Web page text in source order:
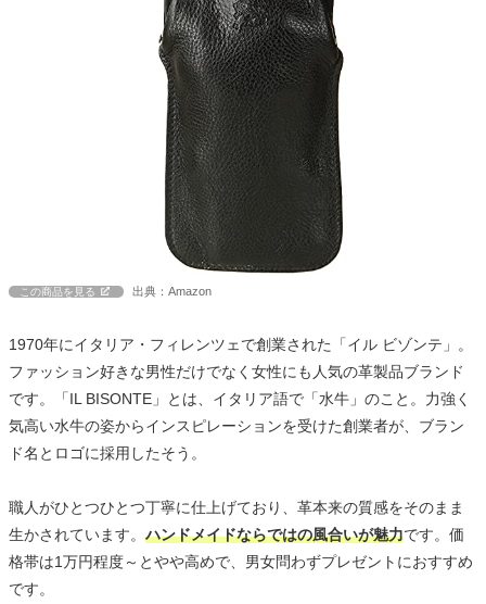
この商品を見る 出典：Amazon
1970年にイタリア・フィレンツェで創業された「イル ビゾンテ」。
ファッション好きな男性だけでなく女性にも人気の革製品ブランド
です。「IL BISONTE」とは、イタリア語で「水牛」のこと。力強く
気高い水牛の姿からインスピレーションを受けた創業者が、ブラン
ド名とロゴに採用したそう。
職人がひとつひとつ丁寧に仕上げており、革本来の質感をそのまま
生かされています。ハンドメイドならではの風合いが魅力です。価
格帯は1万円程度～とやや高めで、男女問わずプレゼントにおすすめ
です。